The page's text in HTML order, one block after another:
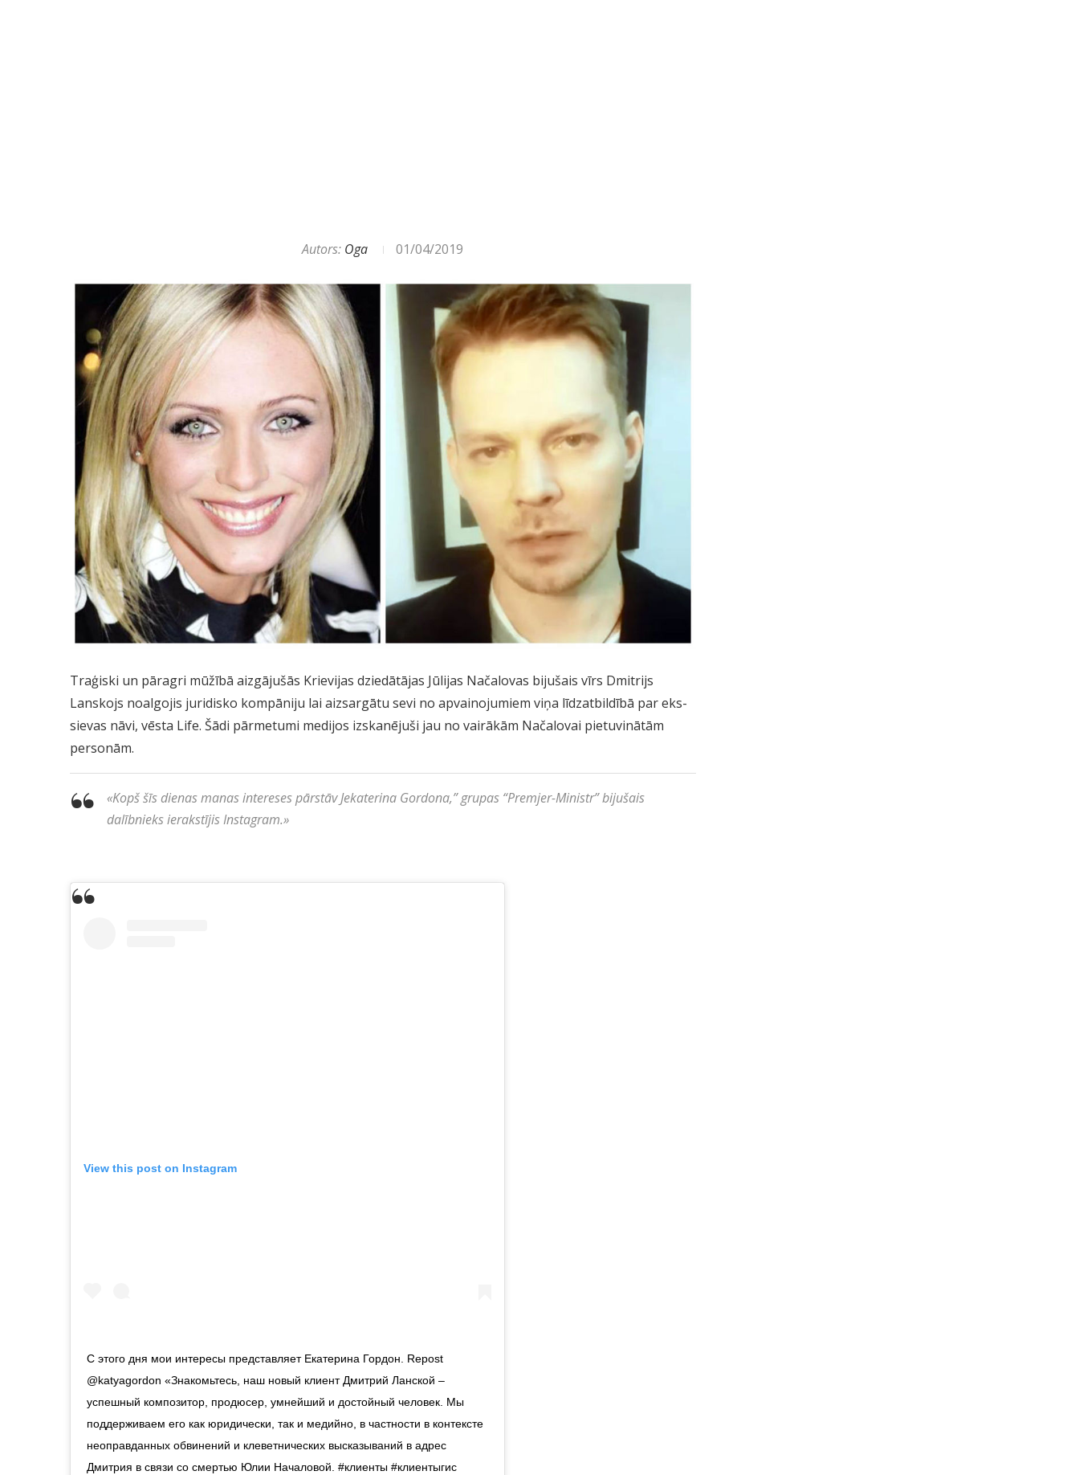
Autors: Oga 01/04/2019
Traģiski un pāragri mūžībā aizgājušās Krievijas dziedātājas Jūlijas Načalovas bijušais vīrs Dmitrijs
Lanskojs noalgojis juridisko kompāniju lai aizsargātu sevi no apvainojumiem viņa līdzatbildībā par eks-
sievas nāvi, vēsta Life. Šādi pārmetumi medijos izskanējuši jau no vairākām Načalovai pietuvinātām
personām.
«Kopš šīs dienas manas intereses pārstāv Jekaterina Gordona,” grupas “Premjer-Ministr” bijušais
dalībnieks ierakstījis Instagram.»
View this post on Instagram
С этого дня мои интересы представляет Екатерина Гордон. Repost
@katyagordon «Знакомьтесь, наш новый клиент Дмитрий Ланской –
успешный композитор, продюсер, умнейший и достойный человек. Мы
поддерживаем его как юридически, так и медийно, в частности в контексте
неоправданных обвинений и клеветнических высказываний в адрес
Дмитрия в связи со смертью Юлии Началовой. #клиенты #клиентыгис